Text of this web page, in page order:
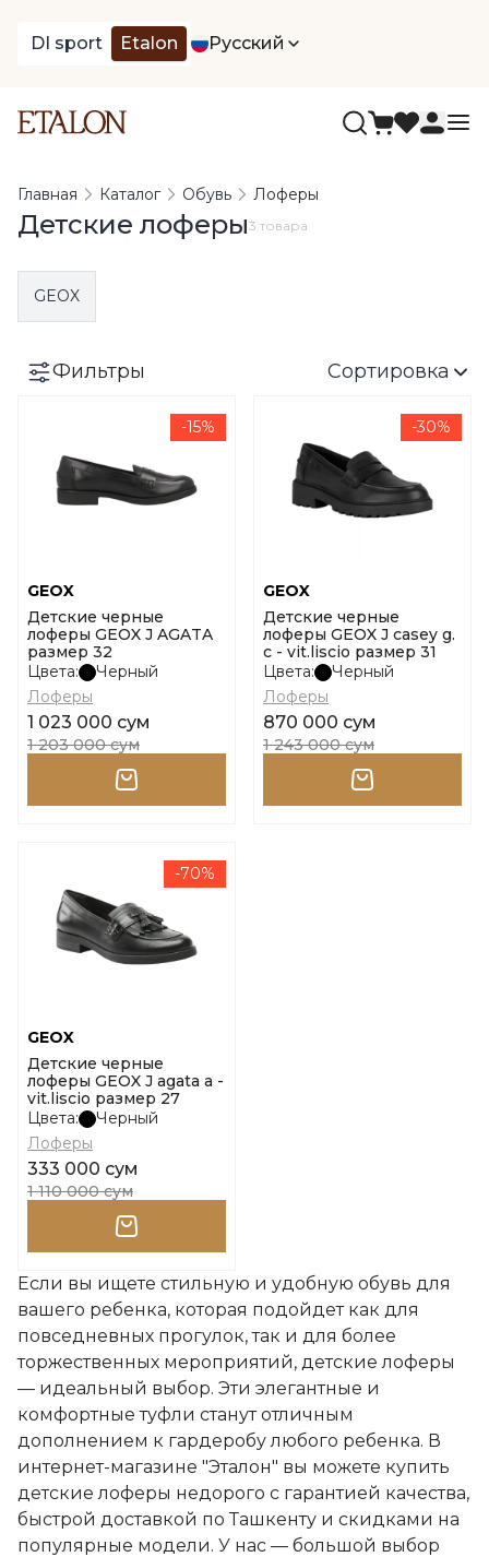
DI sport Etalon Русский
Главная Каталог Обувь Лоферы
Детские лоферы3 товара
GEOX
Фильтры Сортировка
-15%
GEOX
Детские черные
лоферы GEOX J AGATA
размер 32
Цвета:
Черный
Лоферы
1 023 000 сум
1 203 000 сум
-30%
GEOX
Детские черные
лоферы GEOX J casey g.
c - vit.liscio размер 31
Цвета:
Черный
Лоферы
870 000 сум
1 243 000 сум
-70%
GEOX
Детские черные
лоферы GEOX J agata a -
vit.liscio размер 27
Цвета:
Черный
Лоферы
333 000 сум
1 110 000 сум
Если вы ищете стильную и удобную обувь для
вашего ребенка, которая подойдет как для
повседневных прогулок, так и для более
торжественных мероприятий, детские лоферы
— идеальный выбор. Эти элегантные и
комфортные туфли станут отличным
дополнением к гардеробу любого ребенка. В
интернет-магазине "Эталон" вы можете купить
детские лоферы недорого с гарантией качества,
быстрой доставкой по Ташкенту и скидками на
популярные модели. У нас — большой выбор